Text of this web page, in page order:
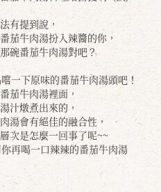
有提到說，
茄牛肉湯扮入辣醬的你，
碗番茄牛肉湯對吧？
一下原味的番茄牛肉湯頭吧！
茄牛肉湯裡面，
汁燉煮出來的，
湯會有絕佳的融合性，
次是怎麼一回事了呢~~
再喝一口辣辣的番茄牛肉湯